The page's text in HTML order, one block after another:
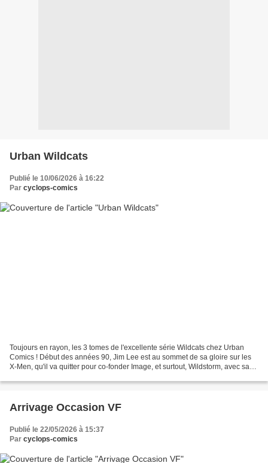
Urban Wildcats
Publié le 10/06/2026 à 16:22
Par cyclops-comics
Toujours en rayon, les 3 tomes de l'excellente série Wildcats chez Urban
Comics ! Début des années 90, Jim Lee est au sommet de sa gloire sur les
X-Men, qu'il va quitter pour co-fonder Image, et surtout, Wildstorm, avec sa
Arrivage Occasion VF
Publié le 22/05/2026 à 15:37
Par cyclops-comics